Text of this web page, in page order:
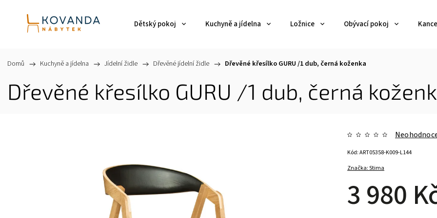
Dětský pokoj Kuchyně a jídelna Ložnice Obývací pokoj
Domů / Kuchyně a jídelna / Jídelní židle / Dřevěné jídelní židle / Dřevěné křesílko GURU /1 dub, černá koženka
Dřevěné křesílko GURU /1 dub, černá
Značka:Stima
3 980
Kód:ART05358-K009-L144